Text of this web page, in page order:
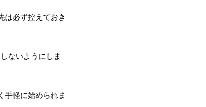
は必ず控えておき
ないようにしま
手軽に始められま